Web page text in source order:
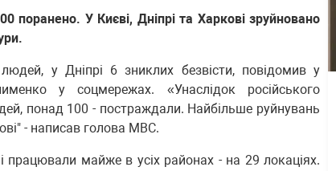
поранено. У Києві, Дніпрі та Харкові зруйновано
у Дніпрі 6 зниклих безвісти, повідомив у
у соцмережах. «Унаслідок російського
понад 100 - постраждали. Найбільше руйнувань
- написав голова МВС.
працювали майже в усіх районах - на 29 локаціях.